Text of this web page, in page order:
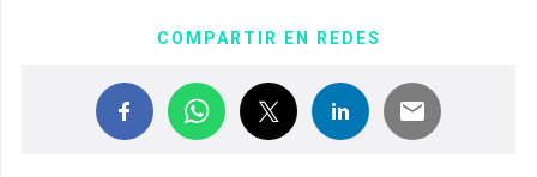
COMPARTIR EN REDES